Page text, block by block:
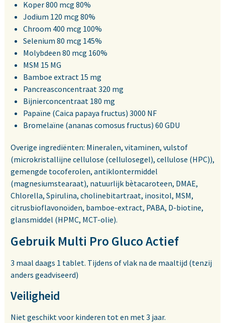
Koper 800 mcg 80%
Jodium 120 mcg 80%
Chroom 400 mcg 100%
Selenium 80 mcg 145%
Molybdeen 80 mcg 160%
MSM 15 MG
Bamboe extract 15 mg
Pancreasconcentraat 320 mg
Bijnierconcentraat 180 mg
Papaïne (Caica papaya fructus) 3000 NF
Bromelaïne (ananas comosus fructus) 60 GDU
Overige ingrediënten: Mineralen, vitaminen, vulstof
(microkristallijne cellulose (cellulosegel), cellulose (HPC)),
gemengde tocoferolen, antiklontermiddel
(magnesiumstearaat), natuurlijk bètacaroteen, DMAE,
Chlorella, Spirulina, cholinebitartraat, inositol, MSM,
citrusbioflavonoïden, bamboe-extract, PABA, D-biotine,
glansmiddel (HPMC, MCT-olie).
Gebruik Multi Pro Gluco Actief
3 maal daags 1 tablet. Tijdens of vlak na de maaltijd (tenzij
anders geadviseerd)
Veiligheid
Niet geschikt voor kinderen tot en met 3 jaar.